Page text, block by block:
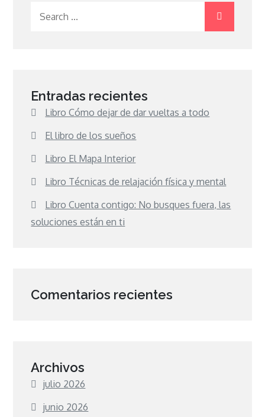
Entradas recientes
Libro Cómo dejar de dar vueltas a todo
El libro de los sueños
Libro El Mapa Interior
Libro Técnicas de relajación física y mental
Libro Cuenta contigo: No busques fuera, las
soluciones están en ti
Comentarios recientes
Archivos
julio 2026
junio 2026